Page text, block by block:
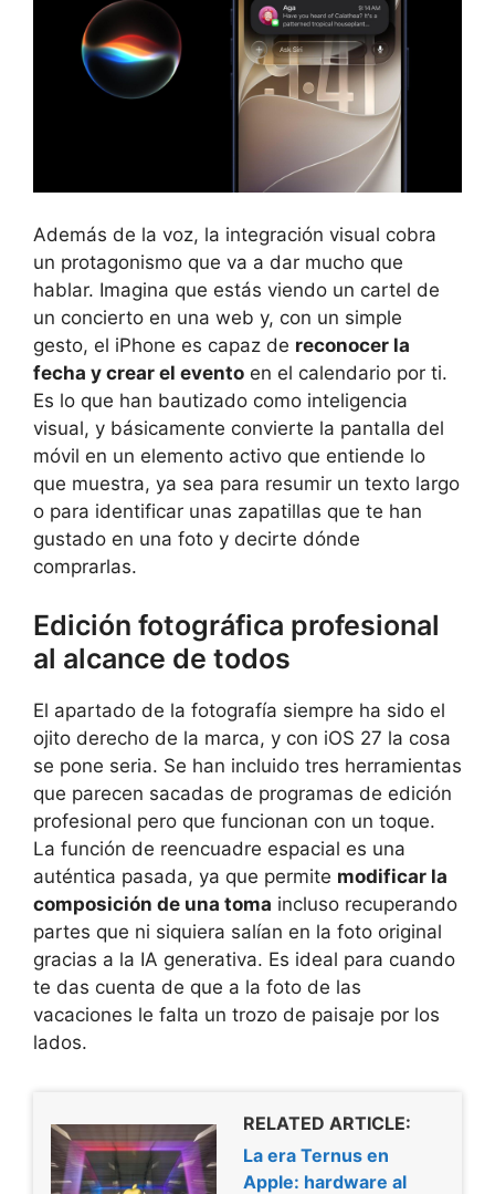
Además de la voz, la integración visual cobra
un protagonismo que va a dar mucho que
hablar. Imagina que estás viendo un cartel de
un concierto en una web y, con un simple
gesto, el iPhone es capaz de reconocer la
fecha y crear el evento en el calendario por ti.
Es lo que han bautizado como inteligencia
visual, y básicamente convierte la pantalla del
móvil en un elemento activo que entiende lo
que muestra, ya sea para resumir un texto largo
o para identificar unas zapatillas que te han
gustado en una foto y decirte dónde
comprarlas.
Edición fotográfica profesional
al alcance de todos
El apartado de la fotografía siempre ha sido el
ojito derecho de la marca, y con iOS 27 la cosa
se pone seria. Se han incluido tres herramientas
que parecen sacadas de programas de edición
profesional pero que funcionan con un toque.
La función de reencuadre espacial es una
auténtica pasada, ya que permite modificar la
composición de una toma incluso recuperando
partes que ni siquiera salían en la foto original
gracias a la IA generativa. Es ideal para cuando
te das cuenta de que a la foto de las
vacaciones le falta un trozo de paisaje por los
lados.
RELATED ARTICLE:
La era Ternus en
Apple: hardware al